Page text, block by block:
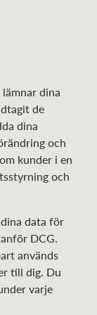
dina
de
dina
och
kunder i en
och
data för
DCG.
används
till dig. Du
varje